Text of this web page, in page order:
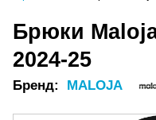
Брюки
2024-25
Бренд: MALOJA